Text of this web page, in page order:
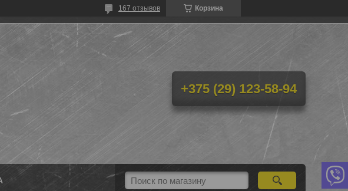
Корзина
167 отзывов
+375 (29) 123-58-94